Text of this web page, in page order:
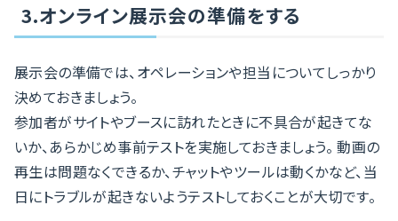
3.オンライン展示会の準備をする
展示会の準備では、オペレーションや担当についてしっかり
決めておきましょう。
参加者がサイトやブースに訪れたときに不具合が起きてな
いか、あらかじめ事前テストを実施しておきましょう。 動画の
再生は問題なくできるか、チャットやツールは動くかなど、当
日にトラブルが起きないようテストしておくことが大切です。